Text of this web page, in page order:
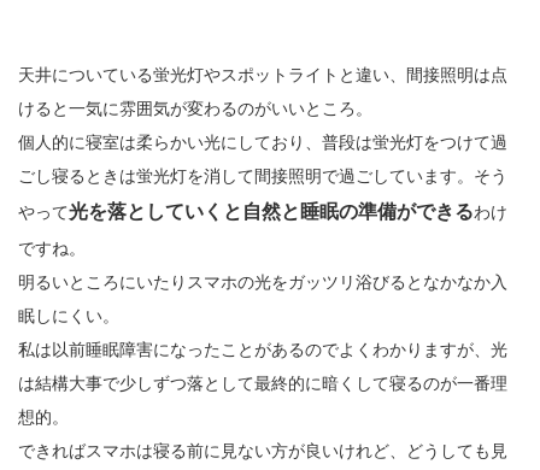
天井についている蛍光灯やスポットライトと違い、間接照明は点
けると一気に雰囲気が変わるのがいいところ。
個人的に寝室は柔らかい光にしており、普段は蛍光灯をつけて過
ごし寝るときは蛍光灯を消して間接照明で過ごしています。そう
やって光を落としていくと自然と睡眠の準備ができるわけ
ですね。
明るいところにいたりスマホの光をガッツリ浴びるとなかなか入
眠しにくい。
私は以前睡眠障害になったことがあるのでよくわかりますが、光
は結構大事で少しずつ落として最終的に暗くして寝るのが一番理
想的。
できればスマホは寝る前に見ない方が良いけれど、どうしても見